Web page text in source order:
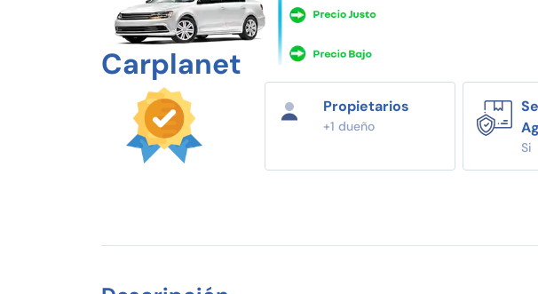
Carplanet
Propietarios
+1 dueño
Si